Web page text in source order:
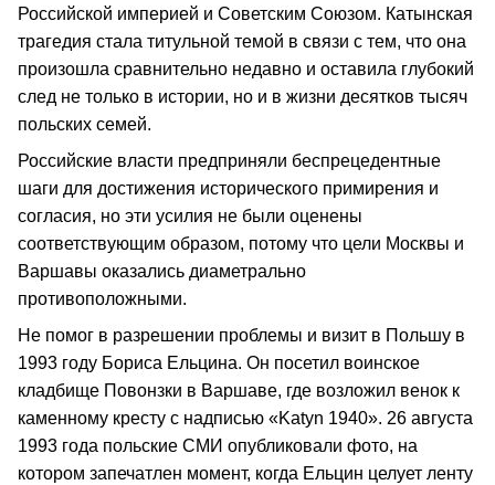
Российской империей и Советским Союзом. Катынская
трагедия стала титульной темой в связи с тем, что она
произошла сравнительно недавно и оставила глубокий
след не только в истории, но и в жизни десятков тысяч
польских семей.
Российские власти предприняли беспрецедентные
шаги для достижения исторического примирения и
согласия, но эти усилия не были оценены
соответствующим образом, потому что цели Москвы и
Варшавы оказались диаметрально
противоположными.
Не помог в разрешении проблемы и визит в Польшу в
1993 году Бориса Ельцина. Он посетил воинское
кладбище Повонзки в Варшаве, где возложил венок к
каменному кресту с надписью «Katyn 1940». 26 августа
1993 года польские СМИ опубликовали фото, на
котором запечатлен момент, когда Ельцин целует ленту